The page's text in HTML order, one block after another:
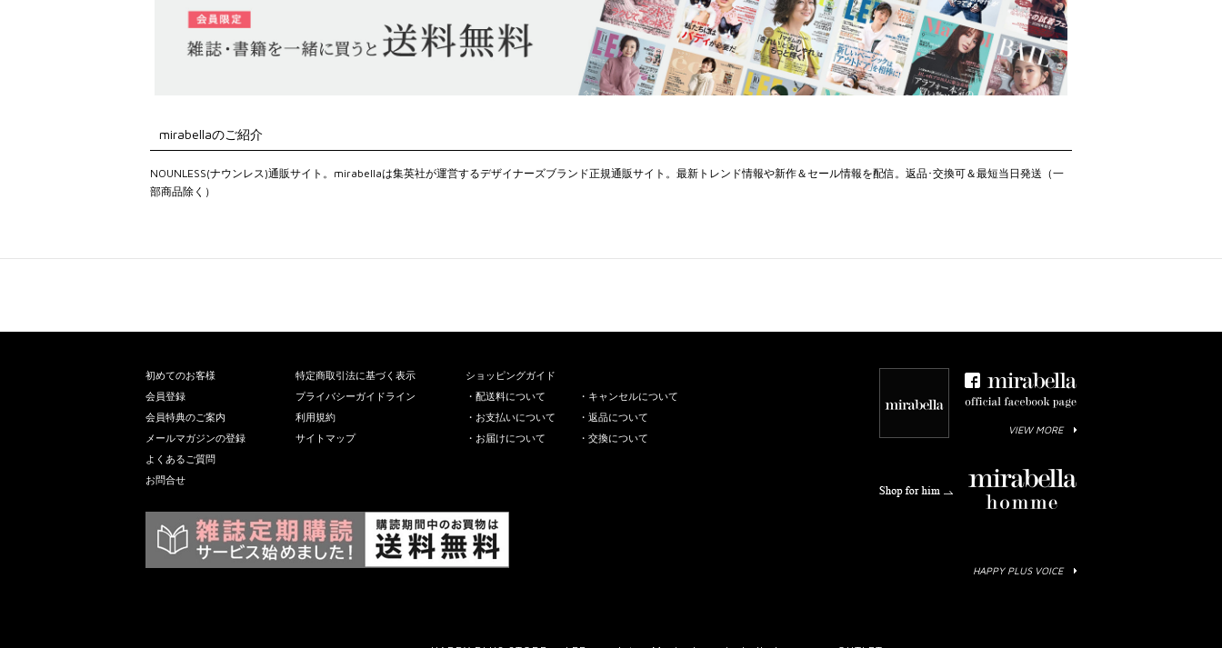
mirabellaのご紹介
NOUNLESS(ナウンレス)通販サイト。mirabellaは集英社が運営するデザイナーズブランド正規通販サイト。最新トレンド情報や新作＆セール情報を配信。返品･交換可＆最短当日発送（一
部商品除く）
初めてのお客様
会員登録
会員特典のご案内
メールマガジンの登録
よくあるご質問
お問合せ
特定商取引法に基づく表示
プライバシーガイドライン
利用規約
サイトマップ
ショッピングガイド
・ 配送料について
・ お支払いについて
・ お届けについて
・ キャンセルについて
・ 返品について
・ 交換について
VIEW MORE
HAPPY PLUS VOICE